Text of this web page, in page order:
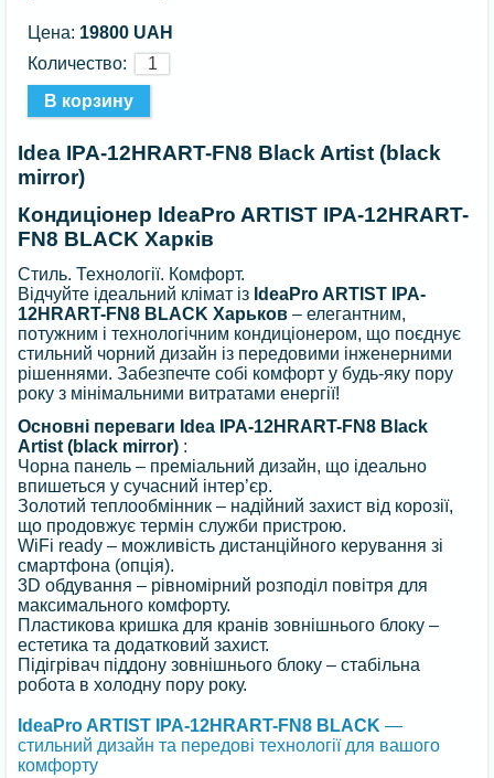
Цена: 19800 UAH
Количество:
Idea IPA-12HRART-FN8 Black Artist (black
mirror)
Кондиціонер IdeaPro ARTIST IPA-12HRART-
FN8 BLACK Харків
Стиль. Технології. Комфорт.
Відчуйте ідеальний клімат із IdeaPro ARTIST IPA-
12HRART-FN8 BLACK Харьков – елегантним,
потужним і технологічним кондиціонером, що поєднує
стильний чорний дизайн із передовими інженерними
рішеннями. Забезпечте собі комфорт у будь-яку пору
року з мінімальними витратами енергії!
Основні переваги Idea IPA-12HRART-FN8 Black
Artist (black mirror) :
Чорна панель – преміальний дизайн, що ідеально
впишеться у сучасний інтер’єр.
Золотий теплообмінник – надійний захист від корозії,
що продовжує термін служби пристрою.
WiFi ready – можливість дистанційного керування зі
смартфона (опція).
3D обдування – рівномірний розподіл повітря для
максимального комфорту.
Пластикова кришка для кранів зовнішнього блоку –
естетика та додатковий захист.
Підігрівач піддону зовнішнього блоку – стабільна
робота в холодну пору року.
IdeaPro ARTIST IPA-12HRART-FN8 BLACK —
стильний дизайн та передові технології для вашого
комфорту